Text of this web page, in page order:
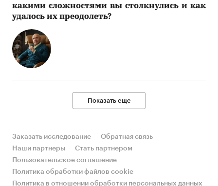
какими сложностями вы столкнулись и как
удалось их преодолеть?
Показать еще
Заказать исследование
Обратная связь
Наши партнеры
Стать партнером
Пользовательское соглашение
Политика обработки файлов cookie
Политика в отношении обработки персональных данных